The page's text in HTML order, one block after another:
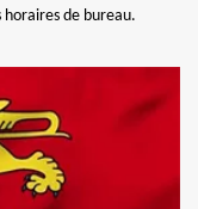
horaires de bureau.